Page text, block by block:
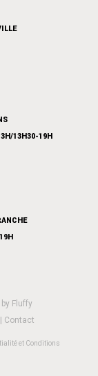
13H30-19H
Fluffy
| Contact
et Conditions